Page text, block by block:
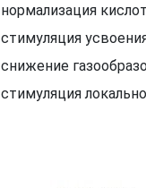
нормализация
стимуляция
снижение
стимуляция